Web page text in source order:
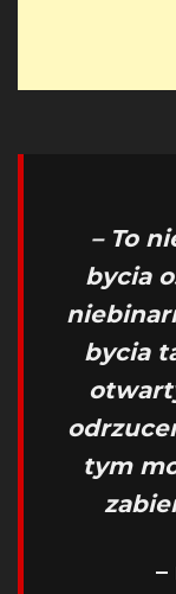
– To
bycia
bycia
tym